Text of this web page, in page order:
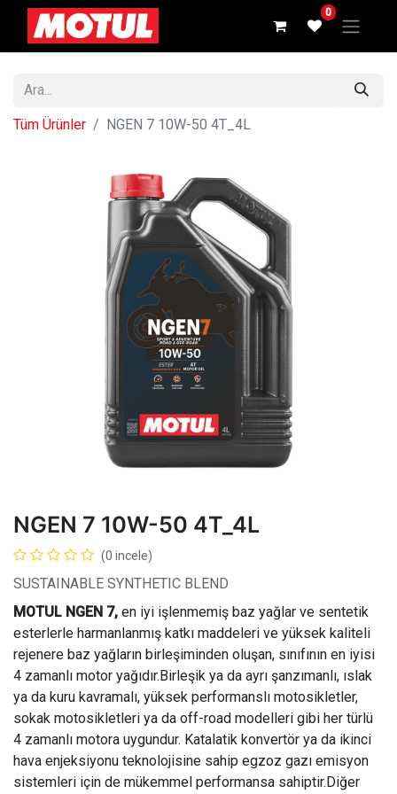
0
Tüm Ürünler NGEN 7 10W-50 4T_4L
NGEN 7 10W-50 4T_4L
(0 incele)
SUSTAINABLE SYNTHETIC BLEND
MOTUL NGEN 7, en iyi işlenmemiş baz yağlar ve sentetik
esterlerle harmanlanmış katkı maddeleri ve yüksek kaliteli
rejenere baz yağların birleşiminden oluşan, sınıfının en iyisi
4 zamanlı motor yağıdır.Birleşik ya da ayrı şanzımanlı, ıslak
ya da kuru kavramalı, yüksek performanslı motosikletler,
sokak motosikletleri ya da off-road modelleri gibi her türlü
4 zamanlı motora uygundur. Katalatik konvertör ya da ikinci
hava enjeksiyonu teknolojisine sahip egzoz gazı emisyon
sistemleri için de mükemmel performansa sahiptir.Diğer